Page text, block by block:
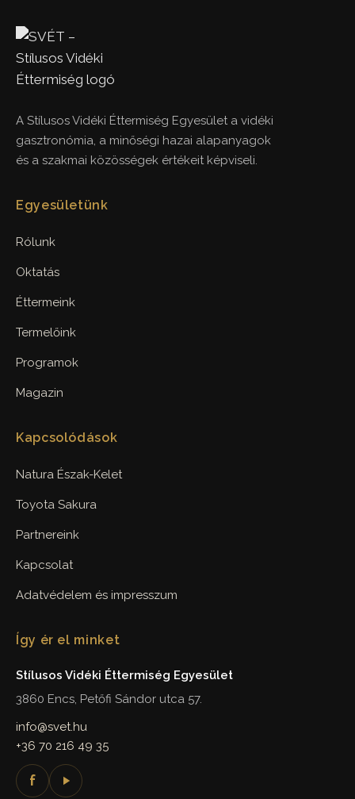
A Stílusos Vidéki Éttermiség Egyesület a vidéki
gasztronómia, a minőségi hazai alapanyagok
és a szakmai közösségek értékeit képviseli.
Egyesületünk
Rólunk
Oktatás
Éttermeink
Termelőink
Programok
Magazin
Kapcsolódások
Natura Észak-Kelet
Toyota Sakura
Partnereink
Kapcsolat
Adatvédelem és impresszum
Így ér el minket
Stílusos Vidéki Éttermiség Egyesület
3860 Encs, Petőfi Sándor utca 57.
info@svet.hu
+36 70 216 49 35
f